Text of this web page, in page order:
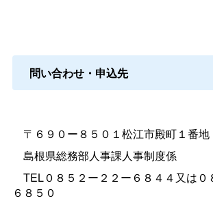
問い合わせ・申込先
〒６９０ー８５０１松江市殿町１番地
島根県総務部人事課人事制度係
TEL０８５２ー２２ー６８４４又は０
６８５０